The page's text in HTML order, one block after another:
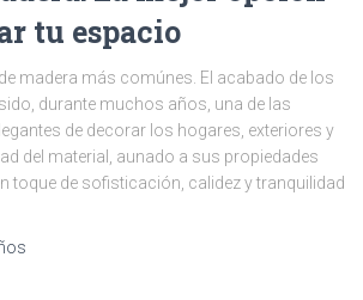
tu espacio
madera más comúnes. El acabado de los
durante muchos años, una de las
de decorar los hogares, exteriores y
del material, aunado a sus propiedades
toque de sofisticación, calidez y tranquilidad